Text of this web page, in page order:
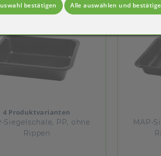
4 Produktvarianten
Siegelschale, PP, ohne
Rippen
MAP-
bestätigen Alle auswählen und